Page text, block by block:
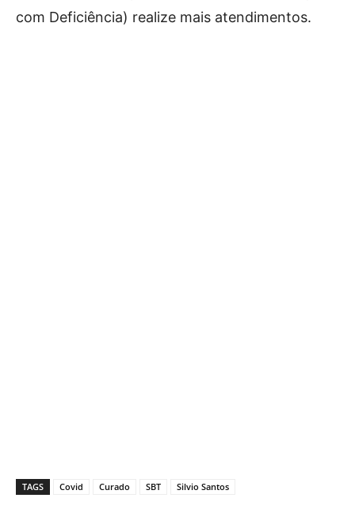
com Deficiência) realize mais atendimentos.
TAGS Covid Curado SBT Silvio Santos